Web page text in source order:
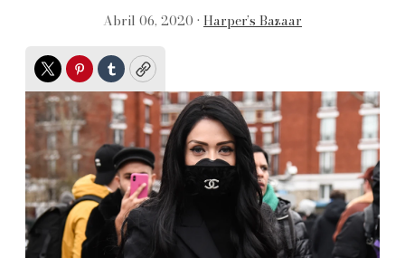
Abril 06, 2020 • Harper’s Bazaar
TwitterPinterest
TumblrCopy